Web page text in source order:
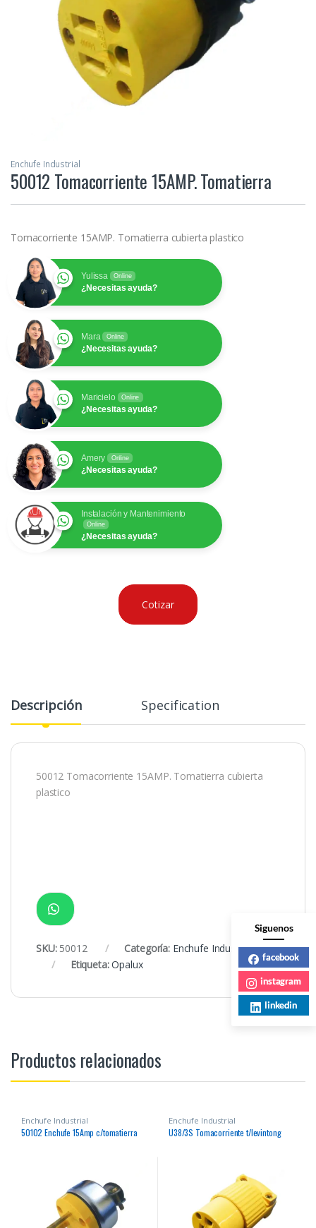
Enchufe Industrial
50012 Tomacorriente 15AMP. Tomatierra
Tomacorriente 15AMP. Tomatierra cubierta plastico
Yulissa Online
¿Necesitas ayuda?
Mara Online
¿Necesitas ayuda?
Maricielo Online
¿Necesitas ayuda?
Amery Online
¿Necesitas ayuda?
Instalación y Mantenimiento
Online
¿Necesitas ayuda?
Cotizar
Descripción Specification
50012 Tomacorriente 15AMP. Tomatierra cubierta
plastico
SKU: 50012 Categoría: Enchufe Industrial
Etiqueta:Opalux
Productos relacionados
Enchufe Industrial
50102 Enchufe 15Amp c/tomatierra
Enchufe Industrial
U38/3S Tomacorriente t/levintong
Siguenos
facebook
instagram
linkedin